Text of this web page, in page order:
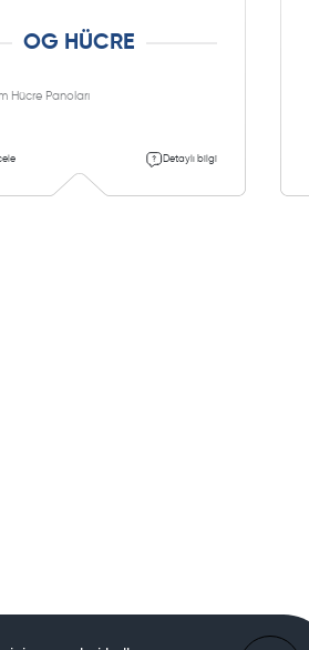
OG HÜCRE
Hücre Panoları
Detaylı bilgi